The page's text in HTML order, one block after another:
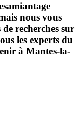
nous vous
recherches sur
les experts du
à Mantes-la-